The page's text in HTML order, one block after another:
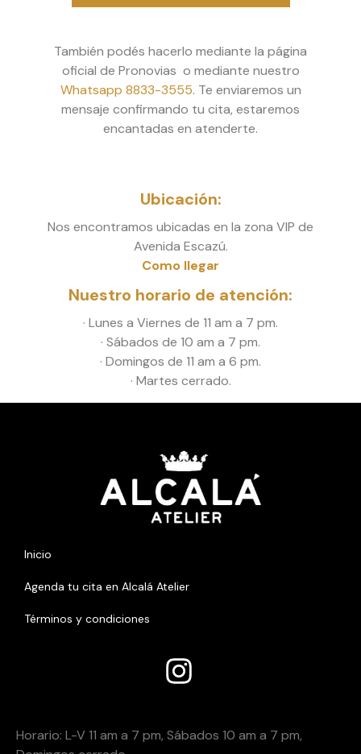
También podés hacerlo mediante la página
oficial de Pronovias o mediante nuestro
Whatsapp 8833-3555. Te enviaremos un
mensaje confirmando tu cita, estaremos
encantadas en atenderte.
Ubicación:
Nos encontramos ubicadas en la zona VIP de
Avenida Escazú.
Como llegar
Nuestro horario de atención:
· Lunes a Viernes de 11 am a 7 pm.
· Sábados de 10 am a 7 pm.
· Domingos de 11 am a 6 pm.
· Martes cerrado.
Inicio
Agenda tu cita en Alcalá Atelier
Términos y condiciones
Horario: L-V 11 am a 7 pm, Sábados 10 am a 7 pm,